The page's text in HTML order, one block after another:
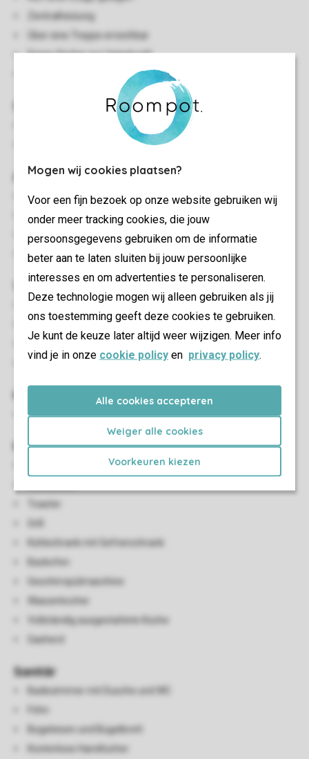
Mogen wij cookies plaatsen?
Voor een fijn bezoek op onze website gebruiken wij
onder meer tracking cookies, die jouw
persoonsgegevens gebruiken om de informatie
beter aan te laten sluiten bij jouw persoonlijke
interesses en om advertenties te personaliseren.
Deze technologie mogen wij alleen gebruiken als jij
ons toestemming geeft deze cookies te gebruiken.
Je kunt de keuze later altijd weer wijzigen. Meer info
vind je in onze cookie policy en privacy policy.
Alle cookies accepteren
Weiger alle cookies
Voorkeuren kiezen
Zentralheizung
Über eine Treppe erreichbar
Einige Stufen zur Unterkunft
Haustiere nicht gestattet
Schlafzimmer mit einem Doppelbett
Bei Anreise bezogene Betten
Außen
Verdeckter Whirlpool
Gartenmöbel
Terrasse mit Sichtschutz
Stellplatz für ein Auto in der Nähe der Unterkunft
Wohn-/Esszimmer
HDMI Anschluss
Kinder-Einrichtungen
Kinderhochstuhl (auf Anfrage)
Küche
Toaster
Kühlschrank mit Gefrierschrank
Backofen
Geschirrspülmaschine
Wasserkocher
Vollständig ausgestattete Küche
Gasherd
Sanitär
Badezimmer mit Dusche und WC
Bügeleisen und Bügelbrett
Kostenlose Handtücher